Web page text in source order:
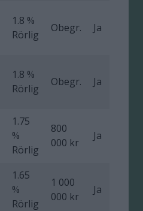
1.8 %
Rörlig
Obegr. Ja
1.8 %
Rörlig
Obegr. Ja
1.75
%
Rörlig
800
000 kr
Ja
1.65
%
Rörlig
1 000
000 kr
Ja